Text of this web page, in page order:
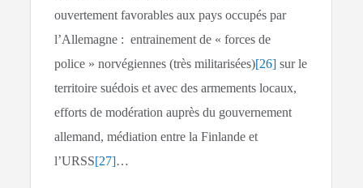
ouvertement favorables aux pays occupés par
l’Allemagne : entrainement de « forces de
police » norvégiennes (très militarisées)[26] sur le
territoire suédois et avec des armements locaux,
efforts de modération auprès du gouvernement
allemand, médiation entre la Finlande et
l’URSS[27]…